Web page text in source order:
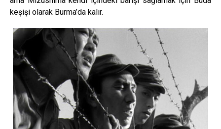
keşişi olarak Burma’da kalır.